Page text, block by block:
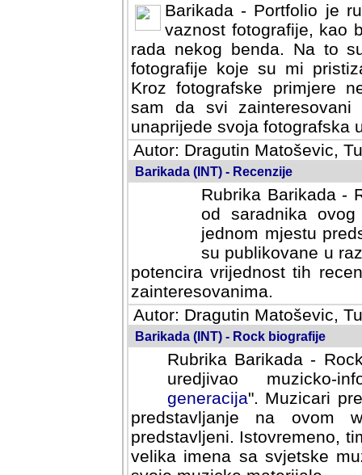
Barikada - Portfolio je
vaznost fotografije, kao
rada nekog benda. Na to
fotografije koje su mi
fotografske primjere
svi zainteresovani
svoja fotografska umijeca.
Autor: Dragutin Matoševic,
Barikada (INT) - Recenzije
Rubrika Barikada -
od saradnika
jednom mjestu
su publikovane u
potencira vrijednost tih
zainteresovanima.
Autor: Dragutin Matoševic,
Barikada (INT) - Rock biografije
Rubrika Barikada -
uredjivao muzicko-
Muzicari predstavljeni u
na ovom web portalu
Istovremeno, tim nacinom
sa svjetske muzicke scene